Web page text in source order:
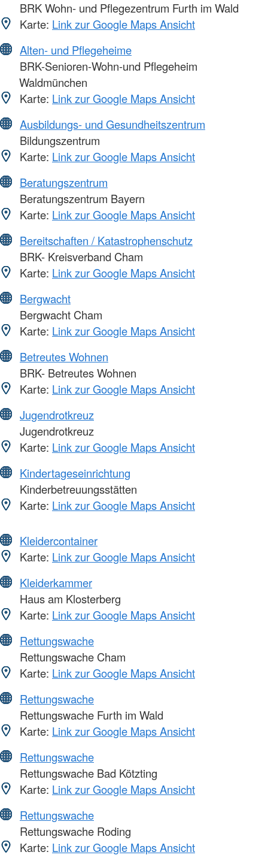
BRK Wohn- und Pflegezentrum Furth im Wald
Karte: Link zur Google Maps Ansicht
Alten- und Pflegeheime
BRK-Senioren-Wohn-und Pflegeheim
Waldmünchen
Karte: Link zur Google Maps Ansicht
Ausbildungs- und Gesundheitszentrum
Bildungszentrum
Karte: Link zur Google Maps Ansicht
Beratungszentrum
Beratungszentrum Bayern
Karte: Link zur Google Maps Ansicht
Bereitschaften / Katastrophenschutz
BRK- Kreisverband Cham
Karte: Link zur Google Maps Ansicht
Bergwacht
Bergwacht Cham
Karte: Link zur Google Maps Ansicht
Betreutes Wohnen
BRK- Betreutes Wohnen
Karte: Link zur Google Maps Ansicht
Jugendrotkreuz
Jugendrotkreuz
Karte: Link zur Google Maps Ansicht
Kindertageseinrichtung
Kinderbetreuungsstätten
Karte: Link zur Google Maps Ansicht
Kleidercontainer
Karte: Link zur Google Maps Ansicht
Kleiderkammer
Haus am Klosterberg
Karte: Link zur Google Maps Ansicht
Rettungswache
Rettungswache Cham
Karte: Link zur Google Maps Ansicht
Rettungswache
Rettungswache Furth im Wald
Karte: Link zur Google Maps Ansicht
Rettungswache
Rettungswache Bad Kötzting
Karte: Link zur Google Maps Ansicht
Rettungswache
Rettungswache Roding
Karte: Link zur Google Maps Ansicht